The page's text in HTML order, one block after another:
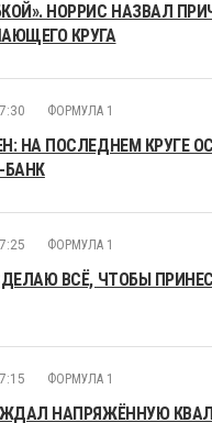
НОРРИС НАЗВАЛ
КРУГА
ФОРМУЛА 1
НА ПОСЛЕДНЕМ КРУГЕ
БАНК
ФОРМУЛА 1
ВСЁ, ЧТОБЫ
ФОРМУЛА 1
НАПРЯЖЁННУЮ